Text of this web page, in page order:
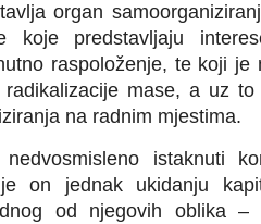
organ
koje predstavljaju
raspoloženje, te koji je
mase, a uz
na radnim mjestima.
istaknuti
on jednak ukidanju
od njegovih oblika –